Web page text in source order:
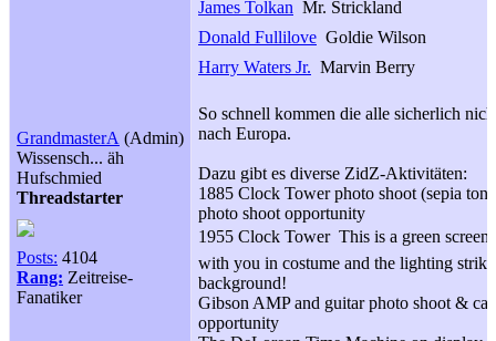
GrandmasterA (Admin)
Wissensch... äh
Hufschmied
Threadstarter
Posts: 4104
Rang: Zeitreise-
Fanatiker
James Tolkan  Mr. Strickland
Donald Fullilove  Goldie Wilson
Harry Waters Jr.  Marvin Berry
So schnell kommen die alle sicherlich
nach Europa.
Dazu gibt es diverse ZidZ-Aktivitäten:
1885 Clock Tower photo shoot (sepia
photo shoot opportunity
1955 Clock Tower  This is a green screen
with you in costume and the lighting strike
background!
Gibson AMP and guitar photo shoot &
opportunity